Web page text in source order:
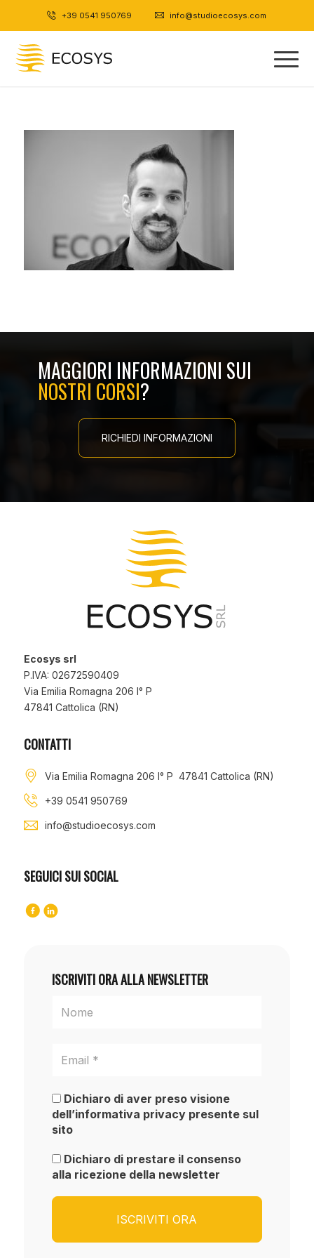
+39 0541 950769 info@studioecosys.com
MAGGIORI INFORMAZIONI SUI
NOSTRI CORSI?
RICHIEDI INFORMAZIONI
Ecosys srl
P.IVA: 02672590409
Via Emilia Romagna 206 I° P
47841 Cattolica (RN)
CONTATTI
Via Emilia Romagna 206 I° P 47841 Cattolica (RN)
+39 0541 950769
info@studioecosys.com
SEGUICI SUI SOCIAL
ISCRIVITI ORA ALLA NEWSLETTER
Dichiaro di aver preso visione
dell’informativa privacy presente sul
sito
Dichiaro di prestare il consenso
alla ricezione della newsletter